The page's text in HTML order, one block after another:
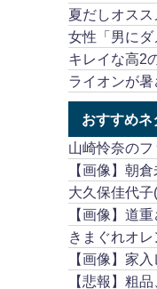
夏だしオス
女性「男にダ
キレイな高2
ライオンが
おすすめネ
山崎怜奈の
【画像】朝
大久保佳代
【画像】道
きまぐれオ
【画像】家
【悲報】粗